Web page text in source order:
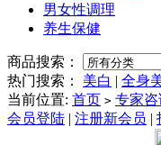
男女性调理
养生保健
商品搜索：
热门搜索：
美白 | 全身
当前位置: 首页 > 专家咨
会员登陆 | 注册新会员 |